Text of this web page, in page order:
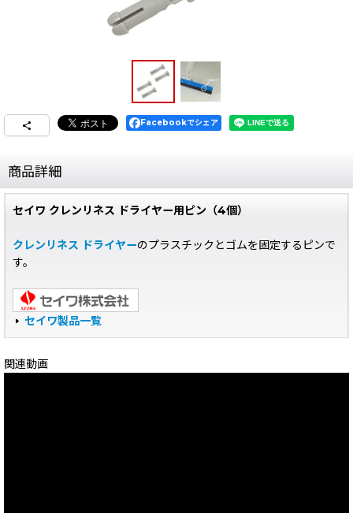
Facebookでシェア
商品詳細
セイワ クレンリネス ドライヤー用ピン（4個）
クレンリネス ドライヤーのプラスチックとゴムを固定するピンで
す。
セイワ製品一覧
関連動画